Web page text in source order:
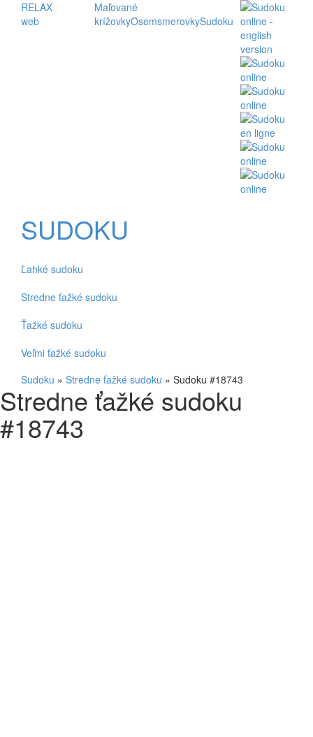
RELAX
web
Maľované
krížovkyOsemsmerovkySudoku
SUDOKU
Ľahké sudoku
Stredne ťažké sudoku
Ťažké sudoku
Veľmi ťažké sudoku
Sudoku » Stredne ťažké sudoku » Sudoku #18743
Stredne ťažké sudoku
#18743